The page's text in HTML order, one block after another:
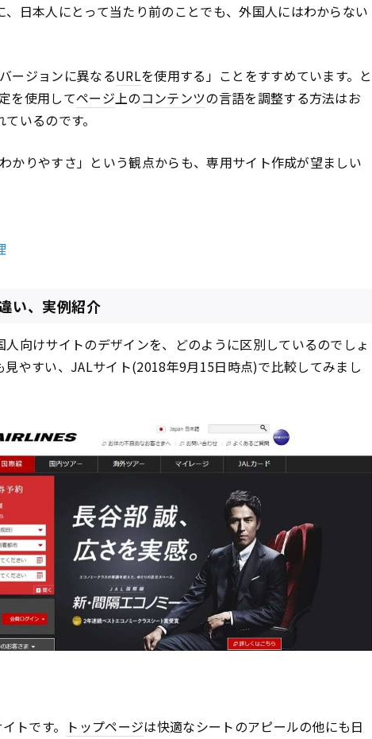
、日本人にとって当たり前のことでも、外国人にはわからない
ージョンに異なるURLを使用する」ことをすすめています。と
を使用してページ上のコンテンツの言語を調整する方法はお
いるのです。
かりやすさ」という観点からも、専用サイト作成が望ましい
い、実例紹介
向けサイトのデザインを、どのように区別しているのでしょ
見やすい、JALサイト(2018年9月15日時点)で比較してみまし
トです。 トップページは快適なシートのアピールの他にも日